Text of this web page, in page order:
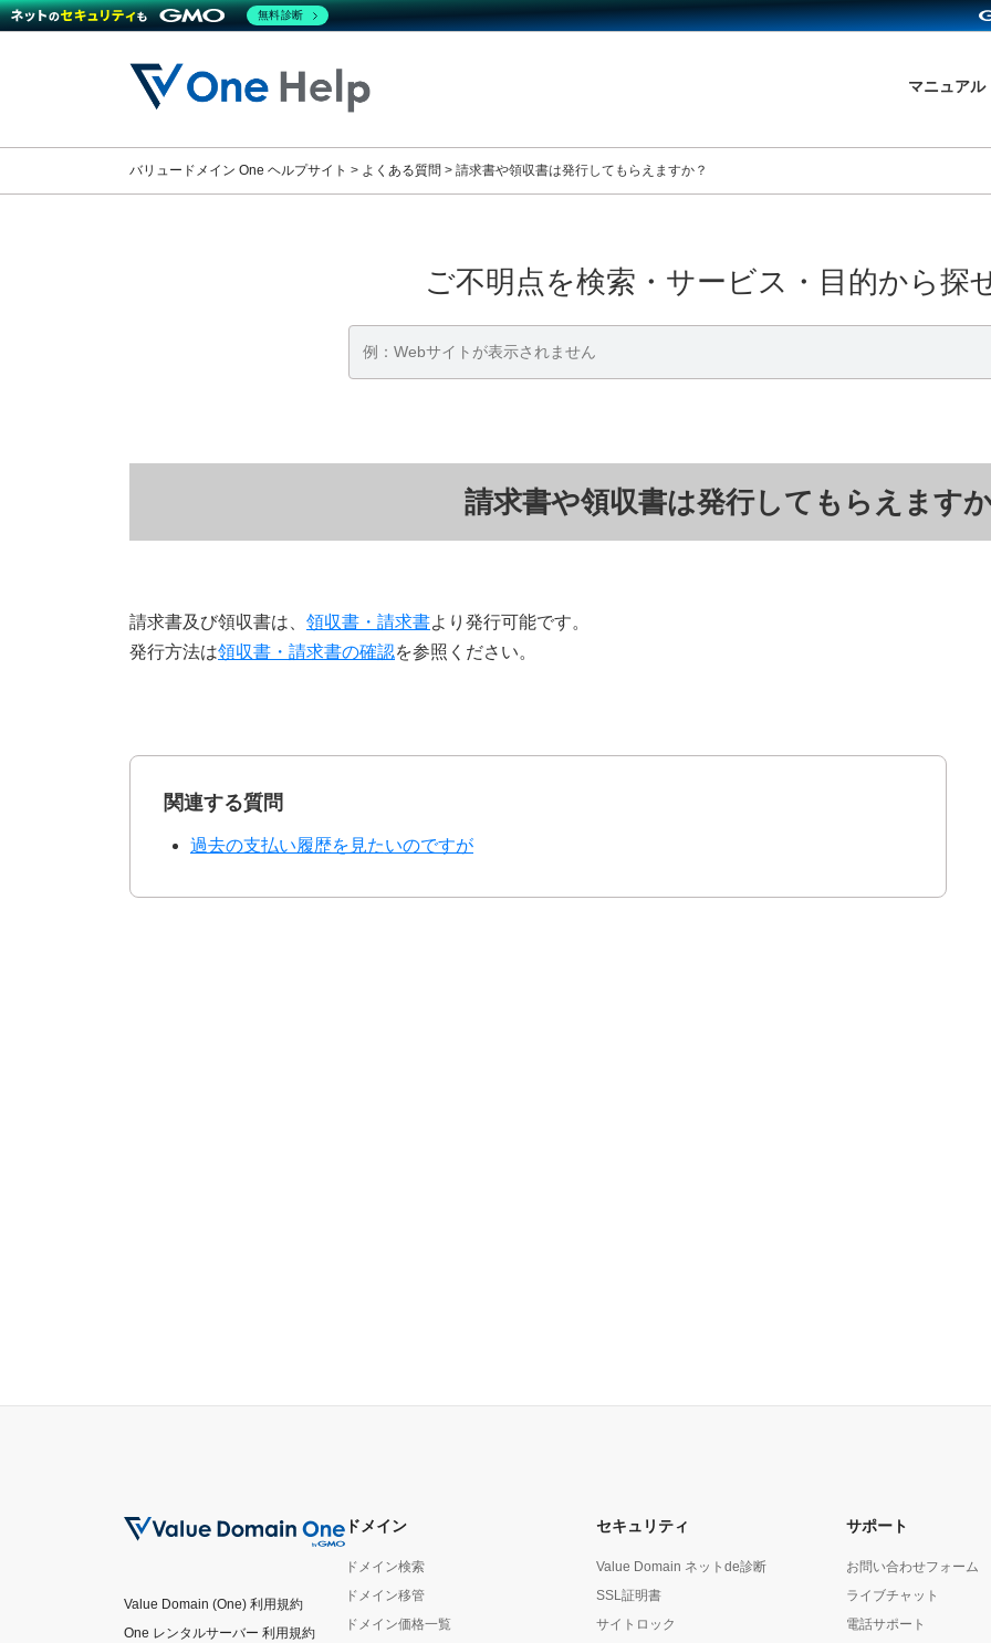
マニュアル
バリュードメイン One ヘルプサイト > よくある質問 > 請求書や領収書は発行してもらえますか？
ご不明点を検索・サービス・目的から探
請求書や領収書は発行してもらえます
請求書及び領収書は、 領収書・請求書より発行可能です。
発行方法は領収書・請求書の確認を参照ください。
関連する質問
過去の支払い履歴を見たいのですが
Value Domain (One) 利用規約
One レンタルサーバー 利用規約
ドメイン
ドメイン検索
ドメイン移管
ドメイン価格一覧
セキュリティ
Value Domain ネットde診断
SSL証明書
サイトロック
サポート
お問い合わせフォーム
ライブチャット
電話サポート
無料診断